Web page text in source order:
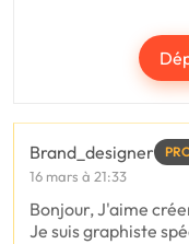
Brand_designer
16 mars à 21:33
Bonjour, J'aime
Je suis graphiste